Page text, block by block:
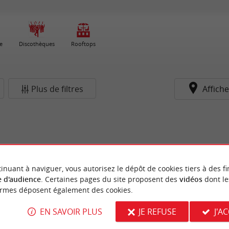
Discothèques Rooftops
Plus de filtres
à naviguer, vous autorisez le dépôt de cookies tiers à des
d'audience. Certaines pages du site proposent des vidéosdont
déposent également des cookies.
EN SAVOIR PLUS JE REFUSE